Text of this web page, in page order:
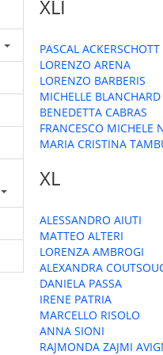
XLI
PASCAL ACKERSCHOTT
LORENZO ARENA
LORENZO BARBERIS
MICHELLE BLANCHARD
BENEDETTA CABRAS
FRANCESCO MICHELE
MARIA CRISTINA
XL
ALESSANDRO AIUTI
MATTEO ALTERI
LORENZA AMBROGI
ALEXANDRA
DANIELA PASSA
IRENE PATRIA
MARCELLO RISOLO
ANNA SIONI
RAJMONDA ZAJMI